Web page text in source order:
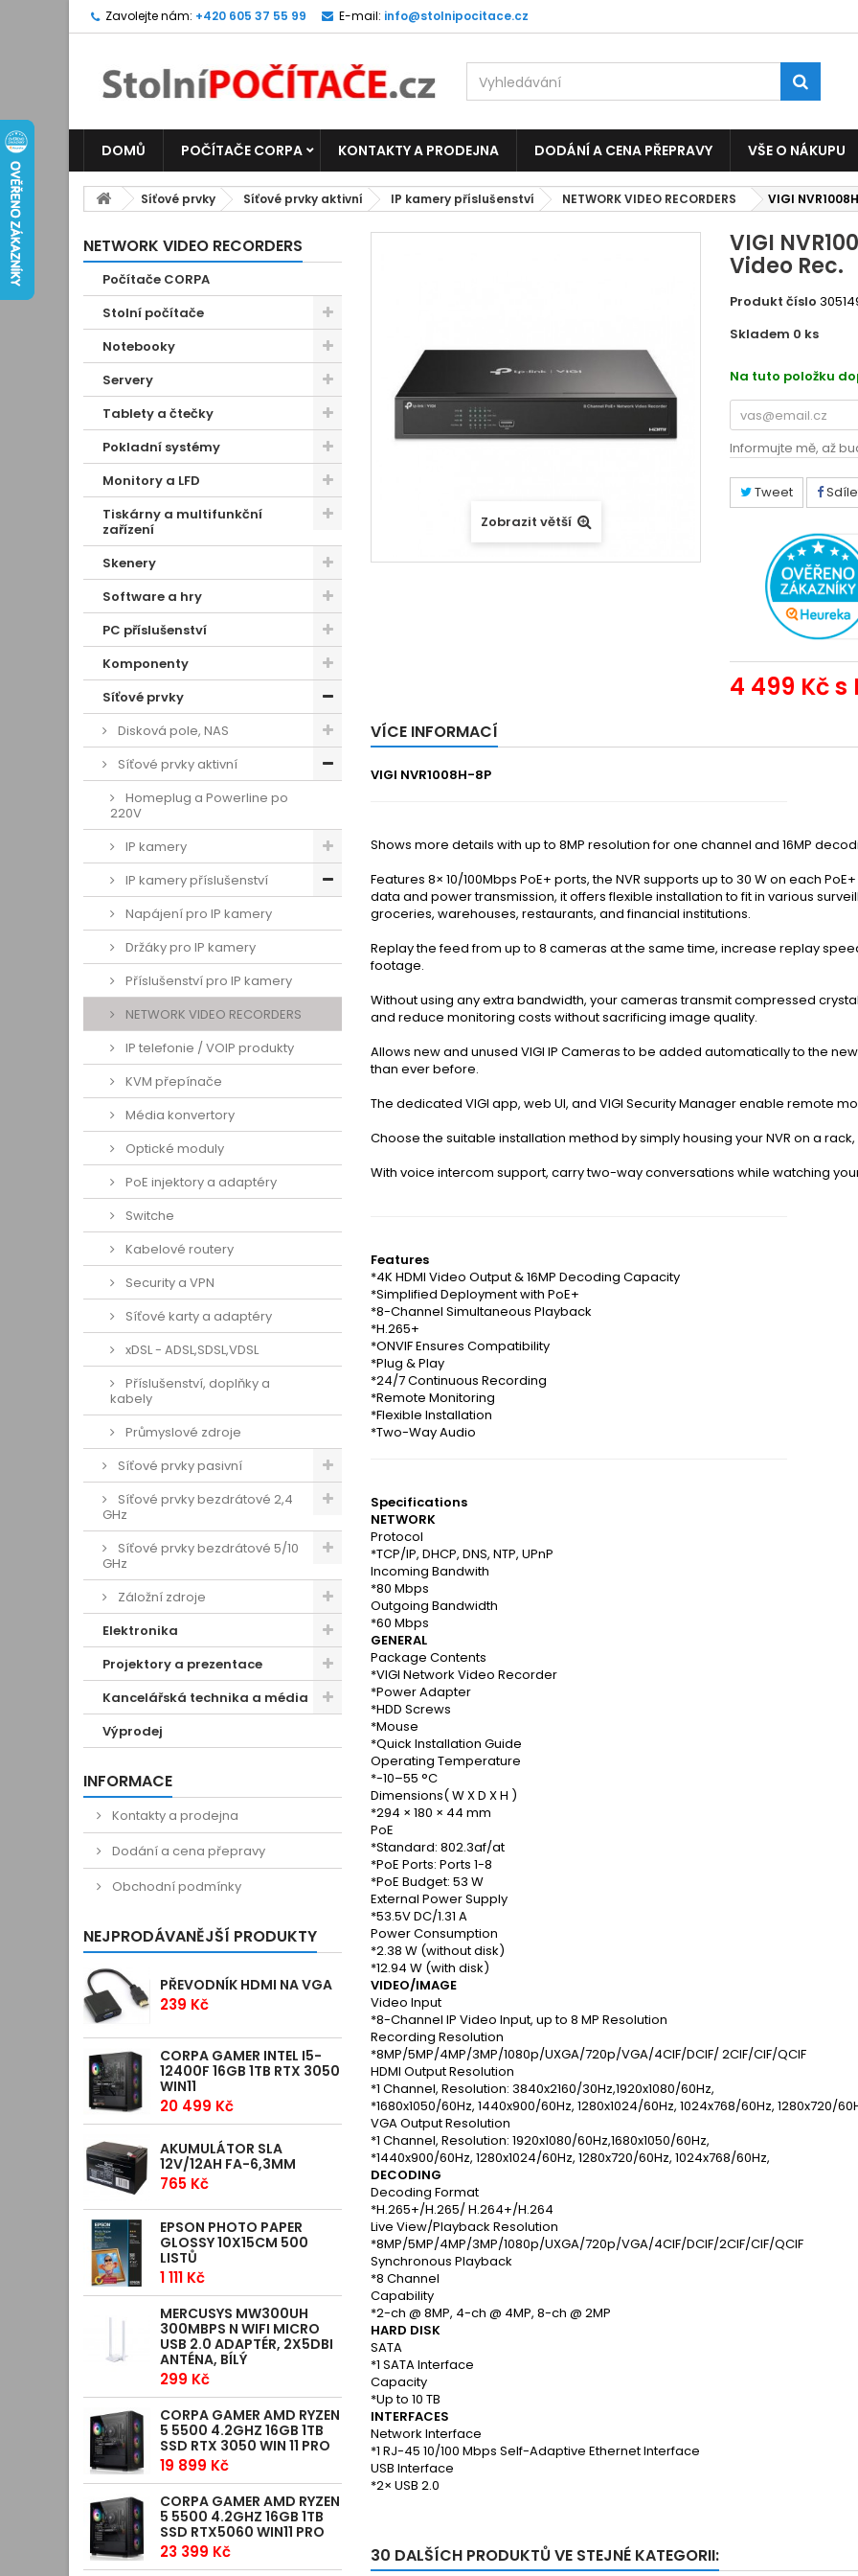
Zavolejte nám: +420 605 37 55 99 E-mail: info@stolnipocitace.cz
DOMŮ POČÍTAČE CORPA KONTAKTY A PRODEJNA DODÁNÍ A CENA PŘEPRAVY VŠE O NÁKUPU
Síťové prvky Síťové prvky aktivní IP kamery příslušenství NETWORK VIDEO RECORDERS VIGI
NETWORK VIDEO RECORDERS
Počítače CORPA
Stolní počítače
Notebooky
Servery
Tablety a čtečky
Pokladní systémy
Monitory a LFD
Tiskárny a multifunkční
zařízení
Skenery
Software a hry
PC příslušenství
Komponenty
Síťové prvky
Disková pole, NAS
Síťové prvky aktivní
Homeplug a Powerline po
220V
IP kamery
IP kamery příslušenství
Napájení pro IP kamery
Držáky pro IP kamery
Příslušenství pro IP kamery
NETWORK VIDEO RECORDERS
IP telefonie / VOIP produkty
KVM přepínače
Média konvertory
Optické moduly
PoE injektory a adaptéry
Switche
Kabelové routery
Security a VPN
Síťové karty a adaptéry
xDSL - ADSL,SDSL,VDSL
Příslušenství, doplňky a
kabely
Průmyslové zdroje
Síťové prvky pasivní
Síťové prvky bezdrátové 2,4
GHz
Síťové prvky bezdrátové 5/10
GHz
Záložní zdroje
Elektronika
Projektory a prezentace
Kancelářská technika a média
Výprodej
INFORMACE
Kontakty a prodejna
Dodání a cena přepravy
Obchodní podmínky
NEJPRODÁVANĚJŠÍ PRODUKTY
PŘEVODNÍK HDMI NA VGA
239 Kč
CORPA GAMER INTEL I5-
12400F 16GB 1TB RTX 3050
WIN11
20 499 Kč
AKUMULÁTOR SLA
12V/12AH FA-6,3MM
765 Kč
EPSON PHOTO PAPER
GLOSSY 10X15CM 500
LISTŮ
1 111 Kč
MERCUSYS MW300UH
300MBPS N WIFI MICRO
USB 2.0 ADAPTÉR, 2X5DBI
ANTÉNA, BÍLÝ
299 Kč
CORPA GAMER AMD RYZEN
5 5500 4.2GHZ 16GB 1TB
SSD RTX 3050 WIN 11 PRO
19 899 Kč
CORPA GAMER AMD RYZEN
5 5500 4.2GHZ 16GB 1TB
SSD RTX5060 WIN11 PRO
23 399 Kč
Zobrazit větší
VIGI
Video Rec.
Produkt číslo
Skladem 0 ks
Na tuto položku
Informujte mě, až
Tweet
4 499 Kčs
VÍCE INFORMACÍ
VIGI NVR1008H-8P
Shows more details with up to 8MP resolution for one channel and 16MP
Features 8× 10/100Mbps PoE+ ports, the NVR supports up to 30 W on each
data and power transmission, it offers flexible installation to fit in various
groceries, warehouses, restaurants, and financial institutions.
Replay the feed from up to 8 cameras at the same time, increase replay
footage.
Without using any extra bandwidth, your cameras transmit compressed
and reduce monitoring costs without sacrificing image quality.
Allows new and unused VIGI IP Cameras to be added automatically to the
than ever before.
The dedicated VIGI app, web UI, and VIGI Security Manager enable remote
Choose the suitable installation method by simply housing your NVR on a
With voice intercom support, carry two-way conversations while watching
Features
*4K HDMI Video Output & 16MP Decoding Capacity
*Simplified Deployment with PoE+
*8-Channel Simultaneous Playback
*H.265+
*ONVIF Ensures Compatibility
*Plug & Play
*24/7 Continuous Recording
*Remote Monitoring
*Flexible Installation
*Two-Way Audio
Specifications
NETWORK
Protocol
*TCP/IP, DHCP, DNS, NTP, UPnP
Incoming Bandwith
*80 Mbps
Outgoing Bandwidth
*60 Mbps
GENERAL
Package Contents
*VIGI Network Video Recorder
*Power Adapter
*HDD Screws
*Mouse
*Quick Installation Guide
Operating Temperature
*-10–55 °C
Dimensions( W X D X H )
*294 × 180 × 44 mm
PoE
*Standard: 802.3af/at
*PoE Ports: Ports 1-8
*PoE Budget: 53 W
External Power Supply
*53.5V DC/1.31 A
Power Consumption
*2.38 W (without disk)
*12.94 W (with disk)
VIDEO/IMAGE
Video Input
*8-Channel IP Video Input, up to 8 MP Resolution
Recording Resolution
*8MP/5MP/4MP/3MP/1080p/UXGA/720p/VGA/4CIF/DCIF/ 2CIF/CIF/QCIF
HDMI Output Resolution
*1 Channel, Resolution: 3840x2160/30Hz,1920x1080/60Hz,
*1680x1050/60Hz, 1440x900/60Hz, 1280x1024/60Hz, 1024x768/60Hz, 1280x720/
VGA Output Resolution
*1 Channel, Resolution: 1920x1080/60Hz,1680x1050/60Hz,
*1440x900/60Hz, 1280x1024/60Hz, 1280x720/60Hz, 1024x768/60Hz,
DECODING
Decoding Format
*H.265+/H.265/ H.264+/H.264
Live View/Playback Resolution
*8MP/5MP/4MP/3MP/1080p/UXGA/720p/VGA/4CIF/DCIF/2CIF/CIF/QCIF
Synchronous Playback
*8 Channel
Capability
*2-ch @ 8MP, 4-ch @ 4MP, 8-ch @ 2MP
HARD DISK
SATA
*1 SATA Interface
Capacity
*Up to 10 TB
INTERFACES
Network Interface
*1 RJ-45 10/100 Mbps Self-Adaptive Ethernet Interface
USB Interface
*2× USB 2.0
30 DALŠÍCH PRODUKTŮ VE STEJNÉ KATEGORII: